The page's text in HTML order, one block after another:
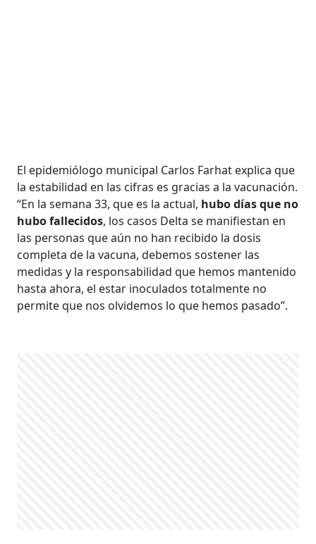
El epidemiólogo municipal Carlos Farhat explica que
la estabilidad en las cifras es gracias a la vacunación.
“En la semana 33, que es la actual, hubo días que no
hubo fallecidos, los casos Delta se manifiestan en
las personas que aún no han recibido la dosis
completa de la vacuna, debemos sostener las
medidas y la responsabilidad que hemos mantenido
hasta ahora, el estar inoculados totalmente no
permite que nos olvidemos lo que hemos pasado”.